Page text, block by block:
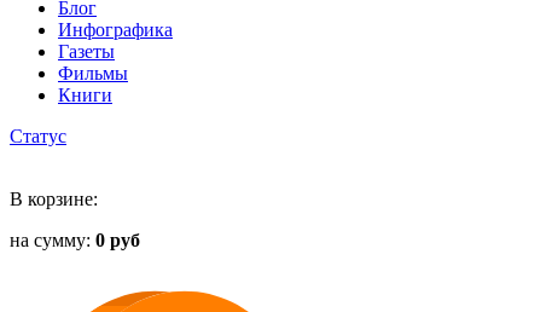
Блог
Инфографика
Газеты
Фильмы
Книги
Статус
В корзине:
на сумму: 0 руб